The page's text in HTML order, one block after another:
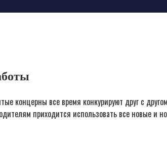
концерны все время конкурируют друг c
приходится использовать все новые и